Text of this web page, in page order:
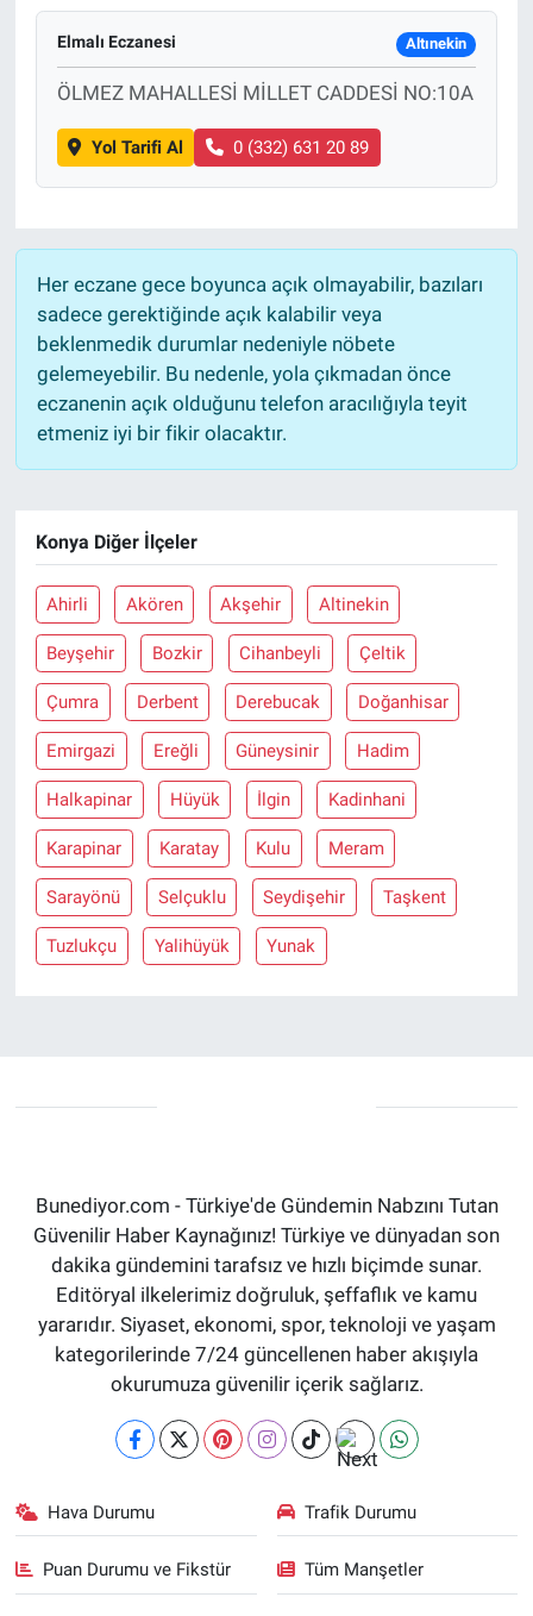
Elmalı Eczanesi Altınekin
ÖLMEZ MAHALLESİ MİLLET CADDESİ NO:10A
Yol Tarifi Al 0 (332) 631 20 89
Her eczane gece boyunca açık olmayabilir, bazıları
sadece gerektiğinde açık kalabilir veya
beklenmedik durumlar nedeniyle nöbete
gelemeyebilir. Bu nedenle, yola çıkmadan önce
eczanenin açık olduğunu telefon aracılığıyla teyit
etmeniz iyi bir fikir olacaktır.
Konya Diğer İlçeler
Ahirli Akören Akşehir Altinekin
Beyşehir Bozkir Cihanbeyli Çeltik
Çumra Derbent Derebucak Doğanhisar
Emirgazi Ereğli Güneysinir Hadim
Halkapinar Hüyük İlgin Kadinhani
Karapinar Karatay Kulu Meram
Sarayönü Selçuklu Seydişehir Taşkent
Tuzlukçu Yalihüyük Yunak
Bunediyor.com - Türkiye'de Gündemin Nabzını Tutan
Güvenilir Haber Kaynağınız! Türkiye ve dünyadan son
dakika gündemini tarafsız ve hızlı biçimde sunar.
Editöryal ilkelerimiz doğruluk, şeffaflık ve kamu
yararıdır. Siyaset, ekonomi, spor, teknoloji ve yaşam
kategorilerinde 7/24 güncellenen haber akışıyla
okurumuza güvenilir içerik sağlarız.
Hava Durumu Trafik Durumu
Puan Durumu ve Fikstür Tüm Manşetler